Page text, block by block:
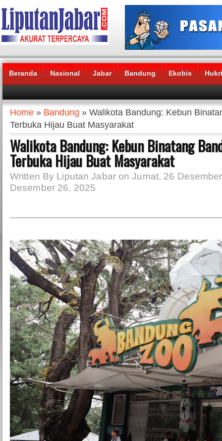
Beranda Nasional Jabar Bandung Ekobis
Headlines News :
Home » Bandung » Walikota Bandung: Kebun
Terbuka Hijau Buat Masyarakat
Walikota Bandung: Kebun Binatang
Terbuka Hijau Buat Masyarakat
Written By Liputan Jabar on Jumat, 26
Desember 26, 2025